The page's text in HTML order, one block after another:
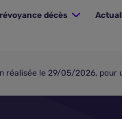
décès
réalisée le 29/05/2026,